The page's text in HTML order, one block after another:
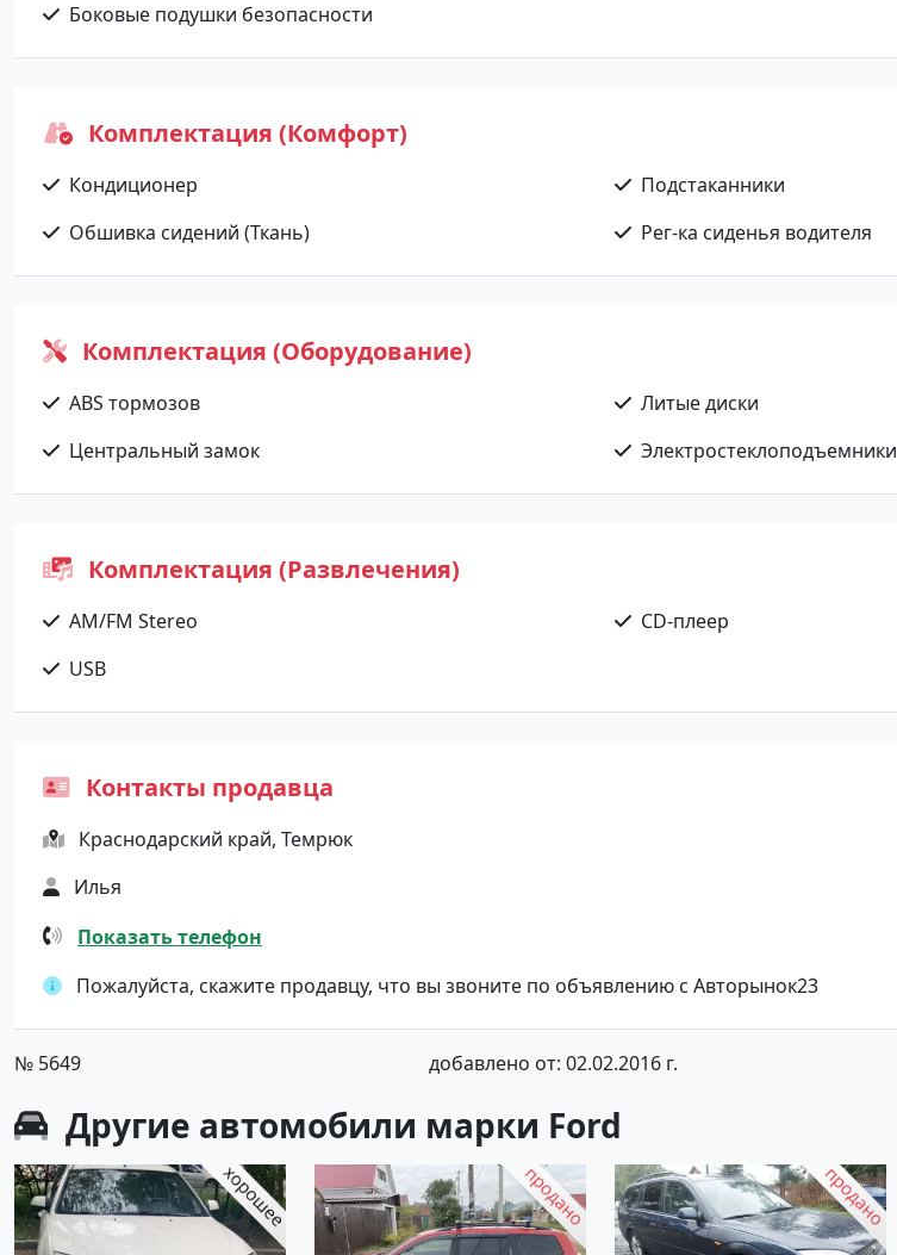
Боковые подушки безопасности
Комплектация (Комфорт)
Кондиционер
Подстаканники
Обшивка сидений (Ткань)
Рег-ка сиденья водителя
Комплектация (Оборудование)
ABS тормозов
Литые диски
Центральный замок
Электростеклоподъемники
Комплектация (Развлечения)
AM/FM Stereo
CD-плеер
USB
Контакты продавца
Краснодарский край, Темрюк
Илья
Показать телефон
Пожалуйста, скажите продавцу, что вы звоните по объявлению с Авторынок23
№ 5649 добавлено от: 02.02.2016 г.
Другие автомобили марки Ford